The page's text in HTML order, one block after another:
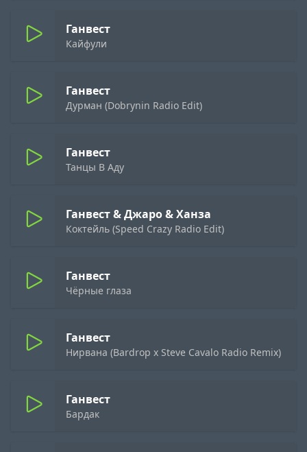
Ганвест
Кайфули
Ганвест
Дурман (Dobrynin Radio Edit)
Ганвест
Танцы В Аду
Ганвест & Джаро & Ханза
Коктейль (Speed Crazy Radio Edit)
Ганвест
Чёрные глаза
Ганвест
Нирвана (Bardrop x Steve Cavalo Radio Remix)
Ганвест
Бардак